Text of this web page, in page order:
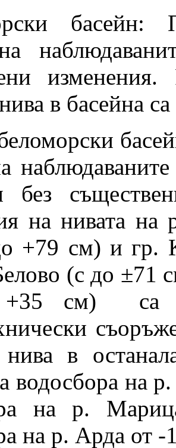
басейн:
изменения.
в басейна
без
на нивата
+79 см) и гр.
(с до ±71
см) са в
нива в
водосбора на
на р.
на р. Арда от